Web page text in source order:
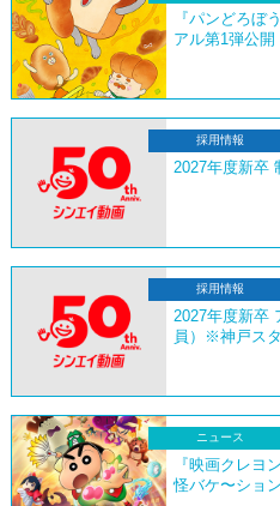
『パンどろぼ
アル第1弾公開
採用情報
2027年度新卒
採用情報
2027年度新卒
員）※神戸ス
ニュース
『映画クレヨ
怪バケ〜ショ